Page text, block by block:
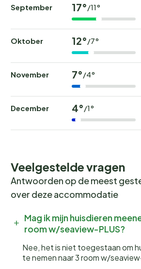
September 17°/11°
Oktober 12°/7°
November 7°/4°
December 4°/1°
Veelgestelde vragen
Antwoorden op de meest
over deze accommodatie
Mag ik mijn huisdieren
room w/seaview-PLUS?
Nee, het is niet toegestaan om
te nemen naar 3 room w/